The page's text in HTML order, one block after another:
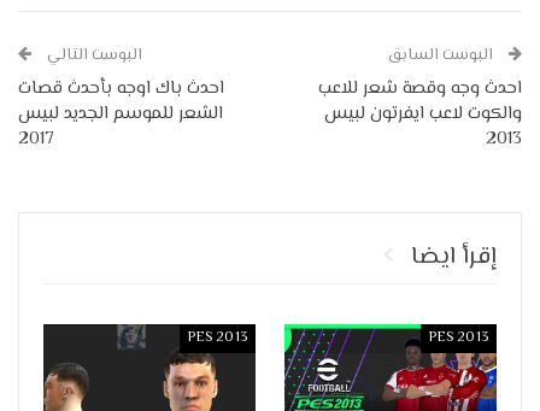
البوست السابق
احدث وجه وقصة شعر للاعب
والكوت لاعب ايفرتون لبيس
2013
البوست التالي
احدث باك اوجه بأحدث قصات
الشعر للموسم الجديد لبيس
2017
إقرأ ايضا
PES 2013
PES 2013